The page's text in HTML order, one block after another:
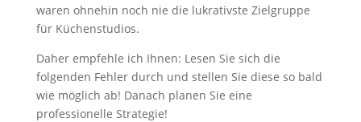
waren ohnehin noch nie die lukrativste Zielgruppe
für Küchenstudios.
Daher empfehle ich Ihnen: Lesen Sie sich die
folgenden Fehler durch und stellen Sie diese so bald
wie möglich ab! Danach planen Sie eine
professionelle Strategie!